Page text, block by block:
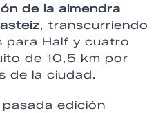
de la almendra
, transcurriendo
para Half y cuatro
de 10,5 km por
de la ciudad.
edición